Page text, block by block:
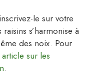
le sur votre
s’harmonise à
des noix. Pour
sur les
.